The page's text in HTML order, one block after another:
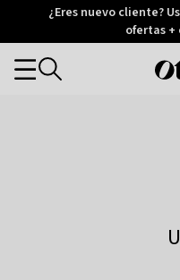
Otrium
Trustpilot
¿Eres nuevo cliente?
ofertas +
Categories